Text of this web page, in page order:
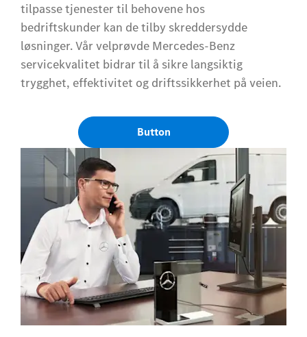
tilpasse tjenester til behovene hos
bedriftskunder kan de tilby skreddersydde
løsninger. Vår velprøvde Mercedes-Benz
servicekvalitet bidrar til å sikre langsiktig
trygghet, effektivitet og driftssikkerhet på veien.
Button